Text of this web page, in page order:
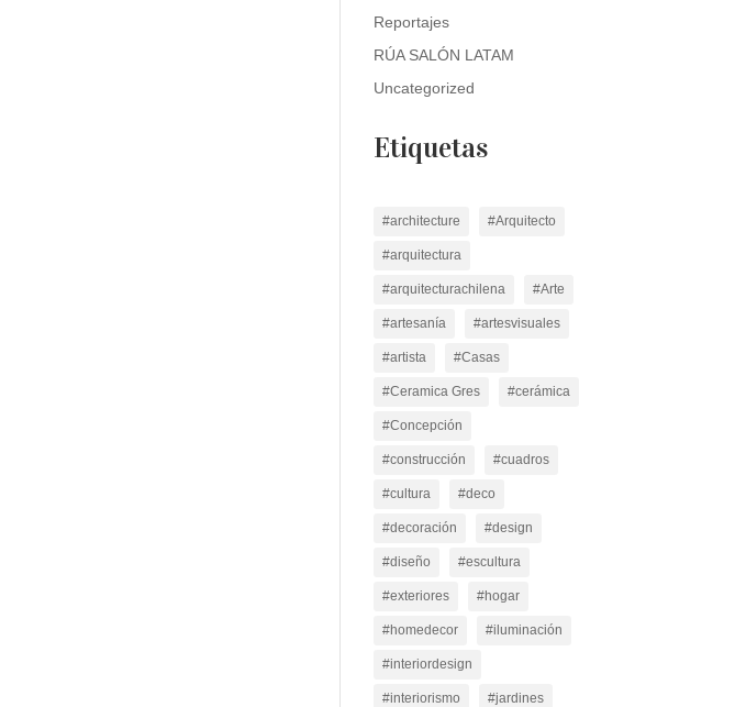
Reportajes
RÚA SALÓN LATAM
Uncategorized
Etiquetas
#architecture #Arquitecto
#arquitectura
#arquitecturachilena #Arte
#artesanía #artesvisuales
#artista #Casas
#Ceramica Gres #cerámica
#Concepción
#construcción #cuadros
#cultura #deco
#decoración #design
#diseño #escultura
#exteriores #hogar
#homedecor #iluminación
#interiordesign
#interiorismo #jardines